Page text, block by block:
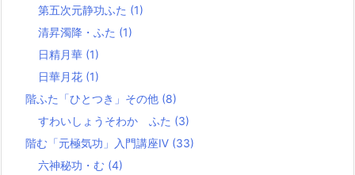
第五次元静功ふた (1)
清昇濁降・ふた (1)
日精月華 (1)
日華月花 (1)
階ふた「ひとつき」その他 (8)
すわいしょうそわか ふた (3)
階む「元極気功」入門講座Ⅳ (33)
六神秘功・む (4)